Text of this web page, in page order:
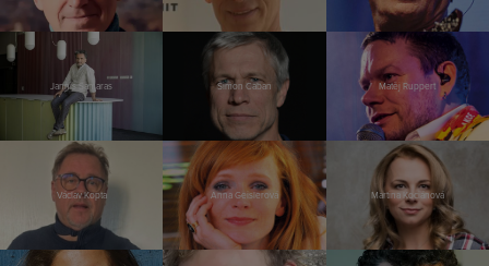
Jannis Samaras Šimon Caban Matěj Ruppert
Václav Kopta Anna Geislerová Martina Kociánová